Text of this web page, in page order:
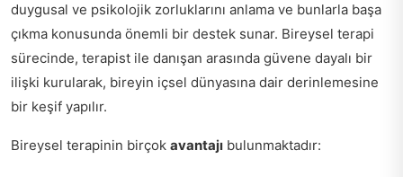
duygusal ve psikolojik zorluklarını anlama ve bunlarla başa
çıkma konusunda önemli bir destek sunar. Bireysel terapi
sürecinde, terapist ile danışan arasında güvene dayalı bir
ilişki kurularak, bireyin içsel dünyasına dair derinlemesine
bir keşif yapılır.
Bireysel terapinin birçok avantajı bulunmaktadır: